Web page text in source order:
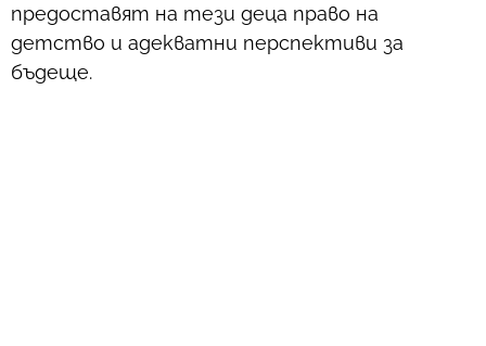
предоставят на тези деца право на
детство и адекватни перспективи за
бъдеще.